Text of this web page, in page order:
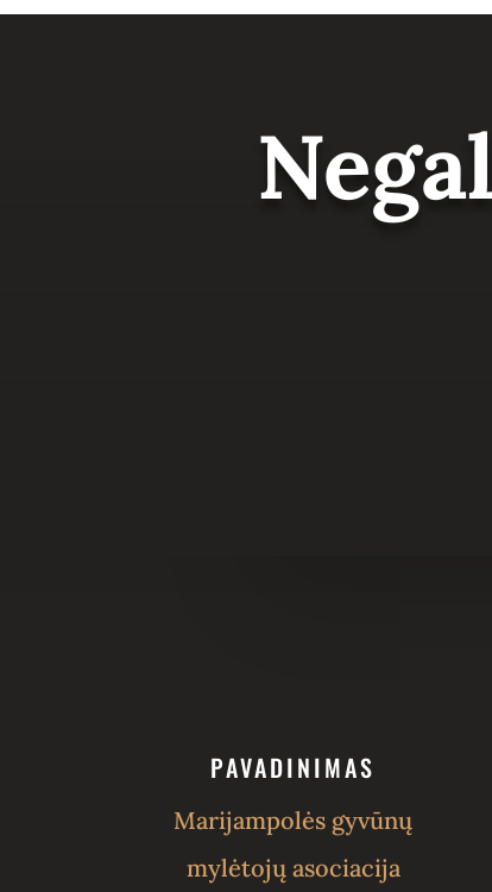
PAVADINIMAS
Marijampolės gyvūnų
mylėtojų asociacija